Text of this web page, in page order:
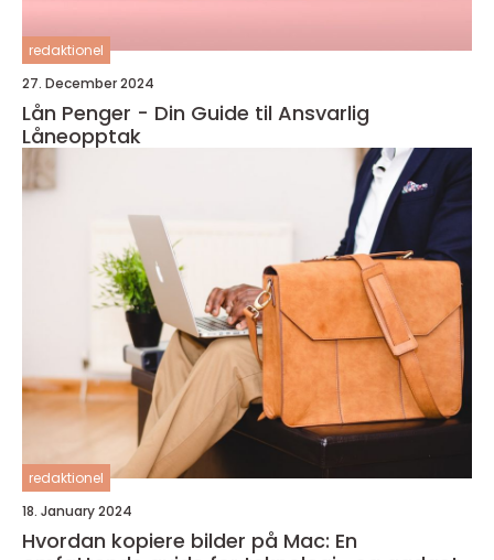
redaktionel
27. December 2024
Lån Penger - Din Guide til Ansvarlig
Låneopptak
redaktionel
18. January 2024
Hvordan kopiere bilder på Mac: En